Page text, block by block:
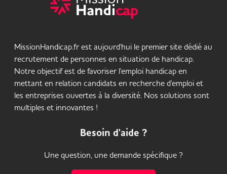
MissionHandicap.fr est aujourd'hui le premier site dédié au
recrutement de personnes en situation de handicap.
Notre objectif est de favoriser l'emploi handicap en
mettant en relation candidats en recherche d'emploi et
les entreprises ouvertes à la diversité. Nos solutions sont
multiples et innovantes !
Besoin d'aide ?
Une question, une demande spécifique ?